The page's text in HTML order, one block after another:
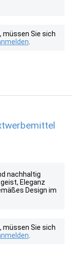
müssen Sie sich
nachhaltig
Eleganz
Design im
müssen Sie sich